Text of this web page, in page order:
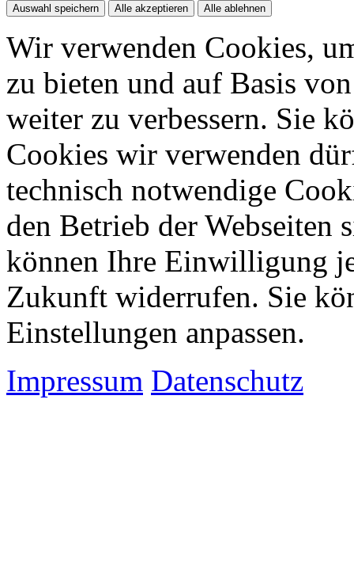
Auswahl speichern Alle akzeptieren Alle ablehnen
Wir verwenden Cookies,
zu bieten und auf Basis
weiter zu verbessern. Sie
Cookies wir verwenden
technisch notwendige
den Betrieb der Webseiten
können Ihre Einwilligung
Zukunft widerrufen. Sie
Einstellungen anpassen.
Impressum Datenschutz